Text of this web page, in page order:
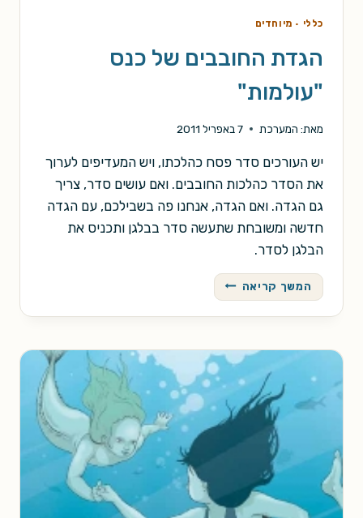
כללי · מיוחדים
הגדת החובבים של כנס
"עולמות"
מאת: המערכת 7 באפריל 2011
יש העורכים סדר פסח כהלכתו, ויש המעדיפים לערוך
את הסדר כהלכות החובבים. ואם עושים סדר, צריך
גם הגדה. ואם הגדה, אנחנו פה בשבילכם, עם הגדה
חדשה ומשובחת שתעשה סדר בבלגן ותכניס את
הבלגן לסדר.
המשך קריאה הגדת
החובבים
של
"עולמות"